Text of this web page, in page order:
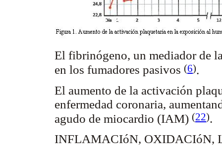
El fibrinógeno, un mediador de
en los fumadores pasivos (6).
El aumento de la activación
enfermedad coronaria,
agudo de miocardio (IAM) (22).
INFLAMACIóN, OXIDACIóN,